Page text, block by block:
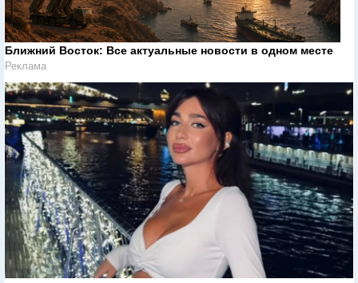
Ближний Восток: Все актуальные новости в одном месте
Реклама